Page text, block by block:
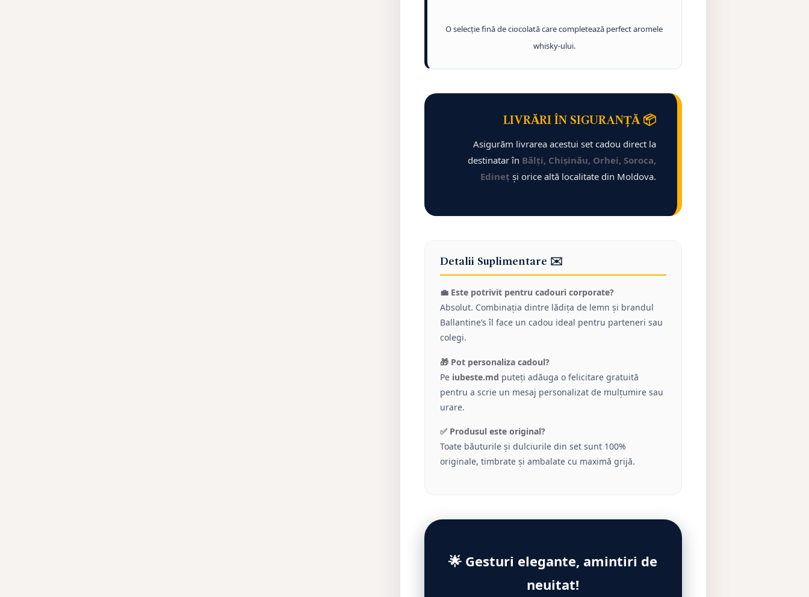
O selecție fină de ciocolată care completează perfect aromele
whisky-ului.
LIVRĂRI ÎN SIGURANȚĂ 📦
Asigurăm livrarea acestui set cadou direct la
destinatar în Bălți, Chișinău, Orhei, Soroca,
Edineț și orice altă localitate din Moldova.
Detalii Suplimentare ✉️
💼 Este potrivit pentru cadouri corporate?
Absolut. Combinația dintre lădița de lemn și brandul
Ballantine’s îl face un cadou ideal pentru parteneri sau
colegi.
🎁 Pot personaliza cadoul?
Pe iubeste.md puteți adăuga o felicitare gratuită
pentru a scrie un mesaj personalizat de mulțumire sau
urare.
✅ Produsul este original?
Toate băuturile și dulciurile din set sunt 100%
originale, timbrate și ambalate cu maximă grijă.
🌟 Gesturi elegante, amintiri de
neuitat!